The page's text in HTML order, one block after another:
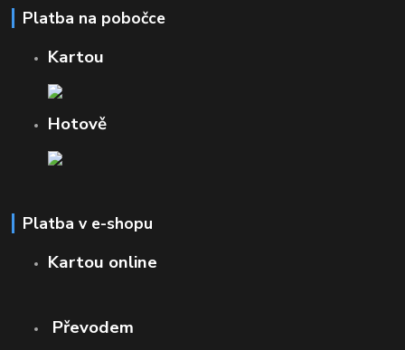
Platba na pobočce
Kartou
Hotově
Platba v e-shopu
Kartou online
Převodem